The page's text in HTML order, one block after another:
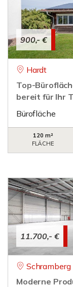
900,- €
Hardt
Top-
bereit für Ihr
Bürofläche
120 m²
FLÄCHE
11.700,- €
Schramberg
Moderne